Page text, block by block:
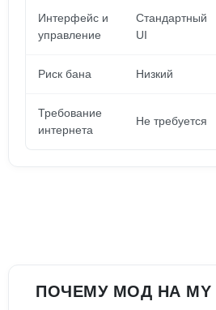
Интерфейс и
управление
Стандартный
UI
Риск бана Низкий
Требование
интернета
Не требуется
ПОЧЕМУ МОД НА MY